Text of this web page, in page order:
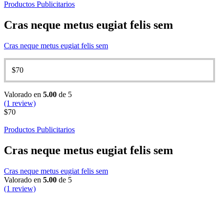
Productos Publicitarios
Cras neque metus eugiat felis sem
Cras neque metus eugiat felis sem
$70
Valorado en 5.00 de 5
(1 review)
$70
Productos Publicitarios
Cras neque metus eugiat felis sem
Cras neque metus eugiat felis sem
Valorado en 5.00 de 5
(1 review)